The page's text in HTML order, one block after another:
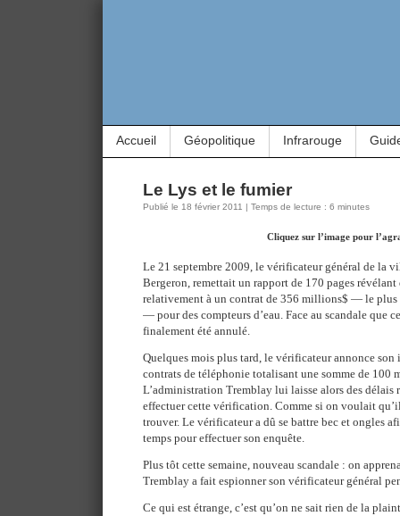
Accueil Géopolitique Infrarouge
Le Lys et le fumier
Publié le 18 février 2011 | Temps de lecture : 6 minutes
Cliquez sur l’image pour
Le 21 septembre 2009, le vérificateur général de la
Bergeron, remettait un rapport de 170 pages
relativement à un contrat de 356 millions$ — le plus
— pour des compteurs d’eau. Face au scandale que
finalement été annulé.
Quelques mois plus tard, le vérificateur annonce son
contrats de téléphonie totalisant une somme de 100
L’administration Tremblay lui laisse alors des délais
effectuer cette vérification. Comme si on voulait
trouver. Le vérificateur a dû se battre bec et ongles
temps pour effectuer son enquête.
Plus tôt cette semaine, nouveau scandale : on
Tremblay a fait espionner son vérificateur général
Ce qui est étrange, c’est qu’on ne sait rien de la